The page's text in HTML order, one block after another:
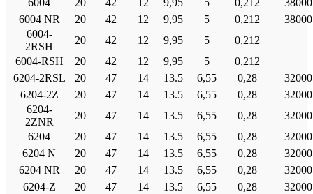
6004
20 42 12 9,95 5 0,212
38000
6004 NR
20 42 12 9,95 5 0,212
38000
6004-
2RSH
20 42 12 9,95 5
0,212
6004-RSH
20 42 12 9,95 5
0,212
6204-2RSL
20 47 14 13.5 6,55 0,28
32000
6204-2Ζ
20 47 14 13.5 6,55 0,28
32000
6204-
2ZNR
20 47 14 13.5 6,55 0,28
32000
6204
20 47 14 13.5 6,55 0,28
32000
6204 Ν
20 47 14 13.5 6,55 0,28
32000
6204 NR
20 47 14 13.5 6,55 0,28
32000
6204-Ζ
20 47 14 13.5 6,55 0,28
32000